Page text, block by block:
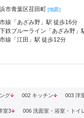
市青葉区荏田町 [地図]
線「あざみ野」駅 徒歩16分
鉄ブルーライン「あざみ野」
線「江田」駅 徒歩12分
グ 002 キッチン 003 洋
室3 006 洗面室・浴室・トイ